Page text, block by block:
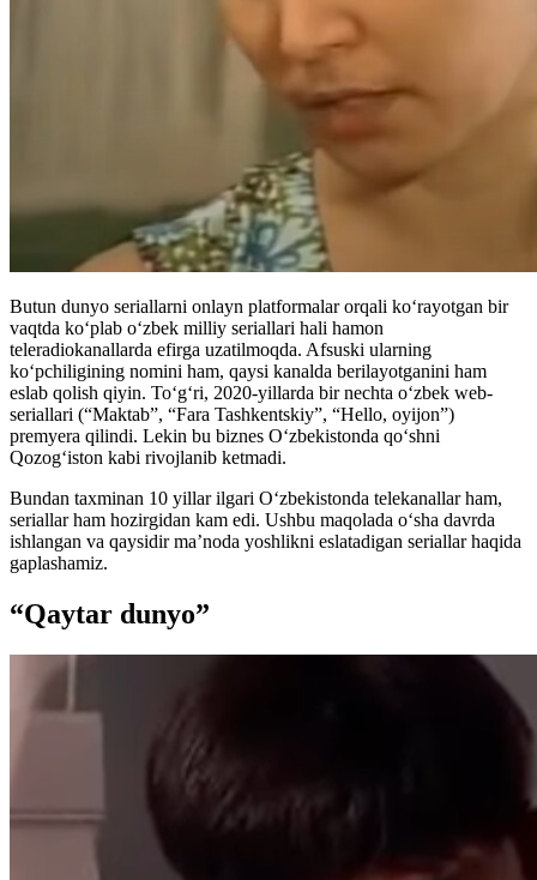
Butun dunyo seriallarni onlayn platformalar orqali koʻrayotgan bir
vaqtda koʻplab oʻzbek milliy seriallari hali hamon
teleradiokanallarda efirga uzatilmoqda. Afsuski ularning
koʻpchiligining nomini ham, qaysi kanalda berilayotganini ham
eslab qolish qiyin. Toʻgʻri, 2020-yillarda bir nechta oʻzbek web-
seriallari (“Maktab”, “Fara Tashkentskiy”, “Hello, oyijon”)
premyera qilindi. Lekin bu biznes Oʻzbekistonda qoʻshni
Qozogʻiston kabi rivojlanib ketmadi.
Bundan taxminan 10 yillar ilgari Oʻzbekistonda telekanallar ham,
seriallar ham hozirgidan kam edi. Ushbu maqolada oʻsha davrda
ishlangan va qaysidir ma’noda yoshlikni eslatadigan seriallar haqida
gaplashamiz.
“Qaytar dunyo”